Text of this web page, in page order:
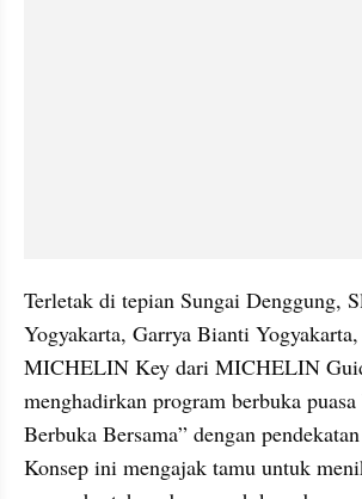
Terletak di tepian Sungai Denggung,
Yogyakarta, Garrya Bianti
MICHELIN Key dari MICHELIN
menghadirkan program berbuka
Berbuka Bersama” dengan
Konsep ini mengajak tamu untuk